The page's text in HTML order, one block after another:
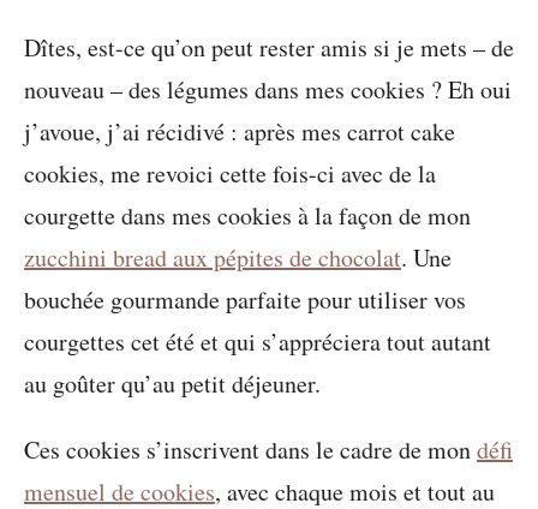
Dîtes, est-ce qu’on peut rester amis si je mets – de
nouveau – des légumes dans mes cookies ? Eh oui
j’avoue, j’ai récidivé : après mes carrot cake
cookies, me revoici cette fois-ci avec de la
courgette dans mes cookies à la façon de mon
zucchini bread aux pépites de chocolat. Une
bouchée gourmande parfaite pour utiliser vos
courgettes cet été et qui s’appréciera tout autant
au goûter qu’au petit déjeuner.
Ces cookies s’inscrivent dans le cadre de mondéfi
mensuel de cookies, avec chaque mois et tout au